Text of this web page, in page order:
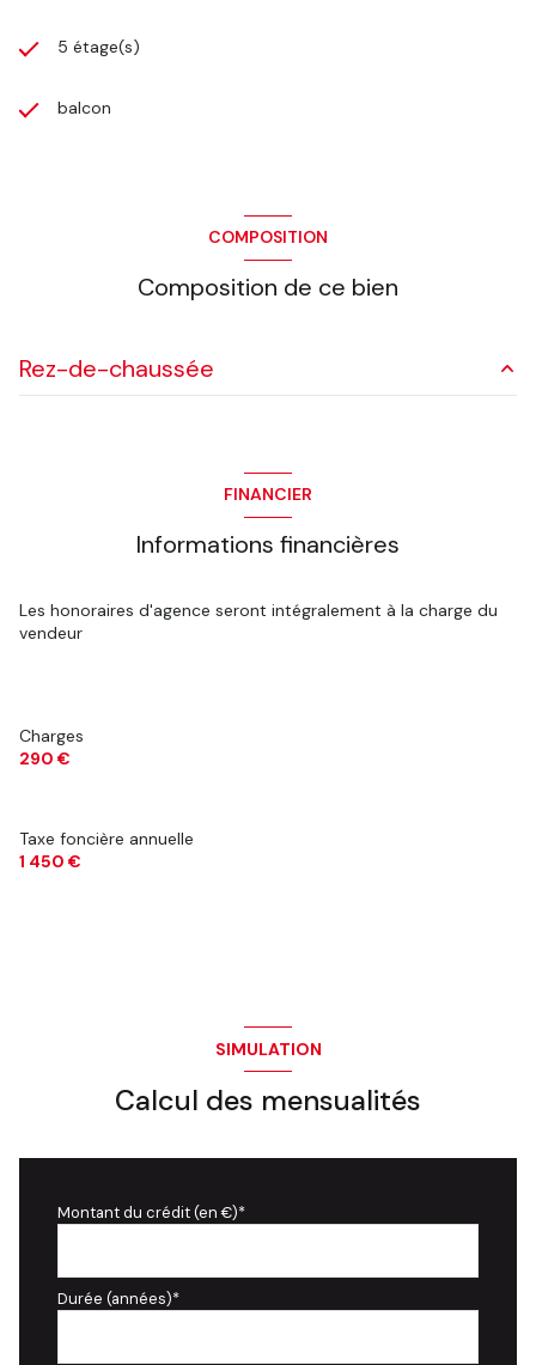
5 étage(s)
balcon
COMPOSITION
Composition de ce bien
Rez-de-chaussée
FINANCIER
Informations financières
Les honoraires d'agence seront intégralement à la charge du
vendeur
Charges
290 €
Taxe foncière annuelle
1 450 €
SIMULATION
Calcul des mensualités
Montant du crédit (en €)*
Durée (années)*